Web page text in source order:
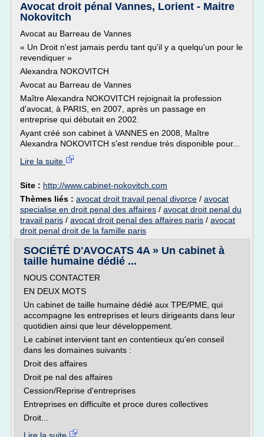
Avocat droit pénal Vannes, Lorient - Maitre
Nokovitch
Avocat au Barreau de Vannes
« Un Droit n'est jamais perdu tant qu'il y a quelqu'un pour le
revendiquer »
Alexandra NOKOVITCH
Avocat au Barreau de Vannes
Maître Alexandra NOKOVITCH rejoignait la profession
d'avocat, à PARIS, en 2007, après un passage en
entreprise qui débutait en 2002.
Ayant créé son cabinet à VANNES en 2008, Maître
Alexandra NOKOVITCH s'est rendue très disponible pour...
Lire la suite
Site : http://www.cabinet-nokovitch.com
Thèmes liés : avocat droit travail penal divorce / avocat
specialise en droit penal des affaires / avocat droit penal du
travail paris / avocat droit penal des affaires paris / avocat
droit penal droit de la famille paris
SOCIÉTÉ D'AVOCATS 4A » Un cabinet à
taille humaine dédié ...
NOUS CONTACTER
EN DEUX MOTS
Un cabinet de taille humaine dédié aux TPE/PME, qui
accompagne les entreprises et leurs dirigeants dans leur
quotidien ainsi que leur développement.
Le cabinet intervient tant en contentieux qu'en conseil
dans les domaines suivants :
Droit des affaires
Droit pe nal des affaires
Cession/Reprise d'entreprises
Entreprises en difficulte et proce dures collectives
Droit...